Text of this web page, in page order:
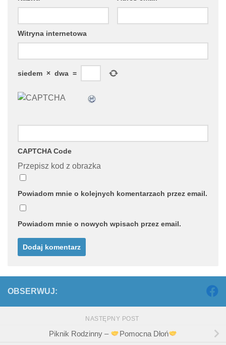
Witryna internetowa
siedem × dwa =
CAPTCHA Code
Przepisz kod z obrazka
Powiadom mnie o kolejnych komentarzach przez email.
Powiadom mnie o nowych wpisach przez email.
OBSERWUJ:
NASTĘPNY POST
Piknik Rodzinny – Pomocna Dłoń